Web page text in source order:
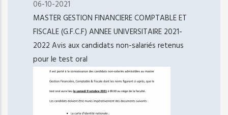
06-10-2021
MASTER GESTION FINANCIERE COMPTABLE ET
FISCALE (G.F.C.F) ANNEE UNIVERSITAIRE 2021-
2022 Avis aux candidats non-salariés retenus
pour le test oral